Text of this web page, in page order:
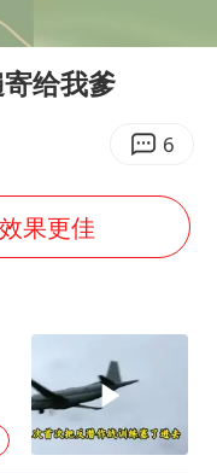
打了个结
河南警方公开征集黑恶犯罪线索
谢霆锋演唱会隔空祝王菲生日快乐
年第2号指挥长令
黑除恶专项斗争
一周大涨超7% 金价为何突然上涨
给我爹
6
果更佳